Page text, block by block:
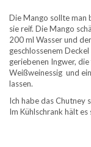
Die Mango sollte man
sie reif. Die Mango
200 ml Wasser und
geschlossenem
geriebenen Ingwer,
Weißweinessig und
lassen.
Ich habe das Chutney
Im Kühlschrank hält es